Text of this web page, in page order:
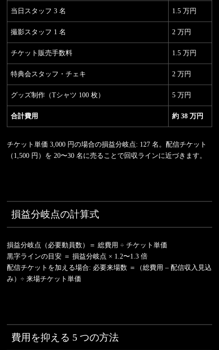
当日スタッフ 3 名 1.5 万円
撮影スタッフ 1 名 2 万円
チケット販売手数料 1.5 万円
特典会スタッフ・チェキ 2 万円
グッズ制作（Tシャツ 100 枚） 5 万円
合計費用 約 38 万円
チケット単価 3,000 円の場合の損益分岐点: 127 名。配信チケット
（1,500 円）を 20〜30 名に売ることで回収ラインに近づきます。
損益分岐点の計算式
損益分岐点（必要動員数）＝ 総費用 ÷ チケット単価
黒字ラインの目安 ＝ 損益分岐点 × 1.2〜1.3 倍
配信チケットを加える場合: 必要来場数 ＝（総費用 – 配信収入見込
み）÷ 来場チケット単価
費用を抑える 5 つの方法